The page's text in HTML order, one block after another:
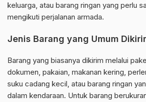
keluarga, atau barang ringan yang perlu
mengikuti perjalanan armada.
Jenis Barang yang Umum
Barang yang biasanya dikirim melalui
dokumen, pakaian, makanan kering,
suku cadang kecil, atau barang ringan
dalam kendaraan. Untuk barang